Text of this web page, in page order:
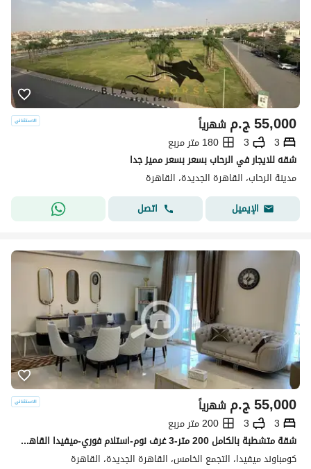
ج.م55,000 شهرياً
3
3
180 متر مربع
شقه للايجار في الرحاب بسعر بسعر مميز جدا
مدينة الرحاب، القاهرة الجديدة، القاهرة
الإيميل
اتصل
ج.م55,000 شهرياً
3
3
200 متر مربع
شقة متشطبة بالكامل 200 متر-3 غرف نوم-استلام فوري-ميفيدا القاهرة الجديدة
كومباوند ميفيدا، التجمع الخامس، القاهرة الجديدة، القاهرة